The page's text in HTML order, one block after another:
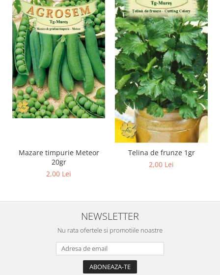
Mazare timpurie Meteor
20gr
2,00 Lei
Telina de frunze 1gr
2,00 Lei
NEWSLETTER
Nu rata ofertele si promotiile noastre